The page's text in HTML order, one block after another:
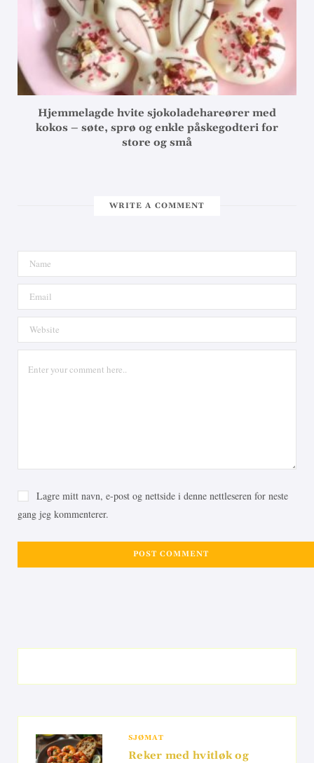
Hjemmelagde hvite sjokoladehareører med
kokos – søte, sprø og enkle påskegodteri for
store og små
WRITE A COMMENT
Lagre mitt navn, e-post og nettside i denne nettleseren for neste
gang jeg kommenterer.
SJØMAT
Reker med hvitløk og